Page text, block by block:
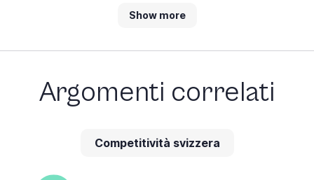
Show more
Argomenti correlati
Competitività svizzera